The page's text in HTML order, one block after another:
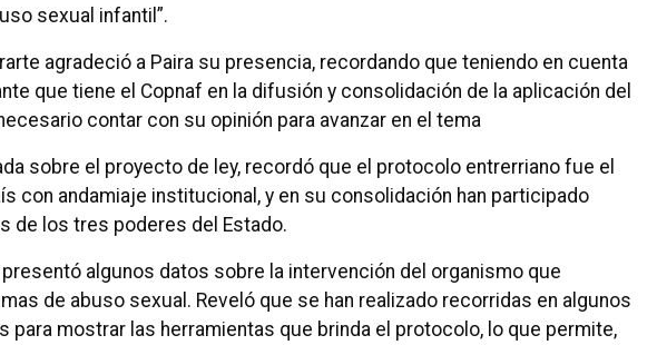
sexual infantil”.
agradeció a Paira su presencia, recordando que teniendo en cuenta
que tiene el Copnaf en la difusión y consolidación de la aplicación del
contar con su opinión para avanzar en el tema
sobre el proyecto de ley, recordó que el protocolo entrerriano fue el
con andamiaje institucional, y en su consolidación han participado
de los tres poderes del Estado.
algunos datos sobre la intervención del organismo que
de abuso sexual. Reveló que se han realizado recorridas en algunos
para mostrar las herramientas que brinda el protocolo, lo que permite,